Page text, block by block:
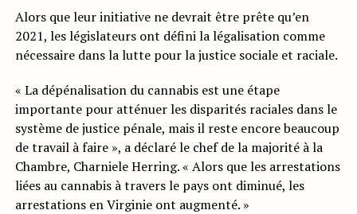
Alors que leur initiative ne devrait être prête qu’en
2021, les législateurs ont défini la légalisation comme
nécessaire dans la lutte pour la justice sociale et raciale.
« La dépénalisation du cannabis est une étape
importante pour atténuer les disparités raciales dans le
système de justice pénale, mais il reste encore beaucoup
de travail à faire », a déclaré le chef de la majorité à la
Chambre, Charniele Herring. « Alors que les arrestations
liées au cannabis à travers le pays ont diminué, les
arrestations en Virginie ont augmenté. »